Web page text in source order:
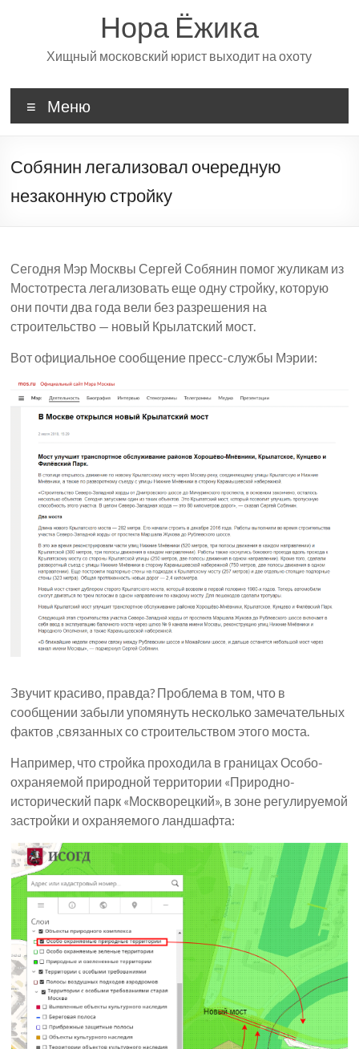
Нора Ёжика
Хищный московский юрист выходит на охоту
Меню
Собянин легализовал очередную
незаконную стройку
Сегодня Мэр Москвы Сергей Собянин помог жуликам из
Мостотреста легализовать еще одну стройку, которую
они почти два года вели без разрешения на
строительство — новый Крылатский мост.
Вот официальное сообщение пресс-службы Мэрии:
Звучит красиво, правда? Проблема в том, что в
сообщении забыли упомянуть несколько замечательных
фактов ,связанных со строительством этого моста.
Например, что стройка проходила в границах Особо-
охраняемой природной территории «Природно-
исторический парк «Москворецкий», в зоне регулируемой
застройки и охраняемого ландшафта: